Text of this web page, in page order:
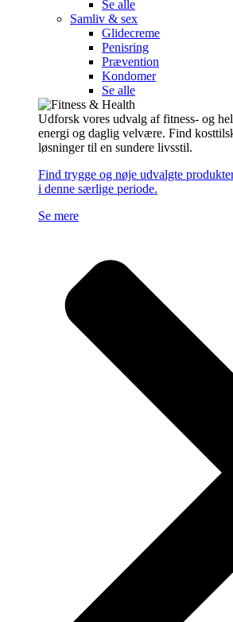
Se alle
Samliv & sex
Glidecreme
Penisring
Prævention
Kondomer
Se alle
Udforsk vores udvalg af fitness- og
energi og daglig velvære. Find
løsninger til en sundere livsstil.
Find trygge og nøje udvalgte
i denne særlige periode.
Se mere